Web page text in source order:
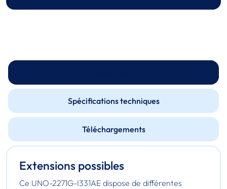
Spécifications techniques
Téléchargements
Extensions possibles
Ce UNO-2271G-I331AE dispose de différentes